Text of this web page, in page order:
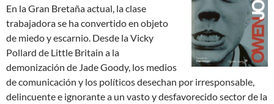
En la Gran Bretaña actual, la clase
trabajadora se ha convertido en objeto
de miedo y escarnio. Desde la Vicky
Pollard de Little Britain a la
demonización de Jade Goody, los medios
de comunicación y los políticos desechan por irresponsable,
delincuente e ignorante a un vasto y desfavorecido sector de la